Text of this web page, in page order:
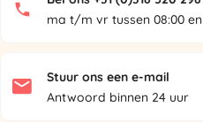
ma t/m vr tussen 08:00 en
Stuur ons een e-mail
Antwoord binnen 24 uur